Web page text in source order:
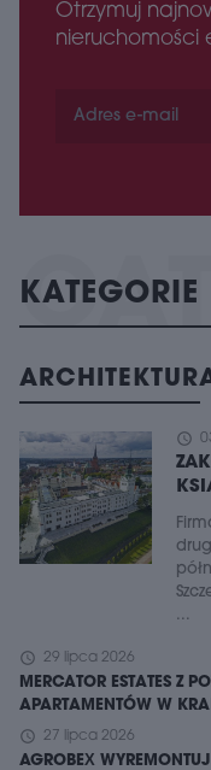
Otrzymuj
nieruchomości
KATEGORIE
schedule
...
schedule 29 lipca 2026
MERCATOR ESTATES Z
APARTAMENTÓW W
schedule 27 lipca 2026
AGROBEX